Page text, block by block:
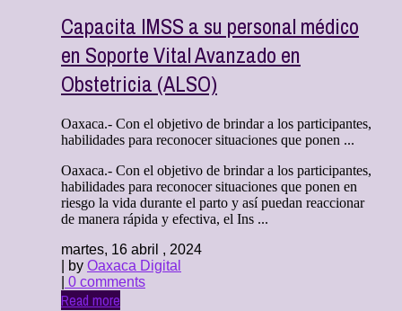
Capacita IMSS a su personal médico
en Soporte Vital Avanzado en
Obstetricia (ALSO)
Oaxaca.- Con el objetivo de brindar a los participantes,
habilidades para reconocer situaciones que ponen ...
Oaxaca.- Con el objetivo de brindar a los participantes,
habilidades para reconocer situaciones que ponen en
riesgo la vida durante el parto y así puedan reaccionar
de manera rápida y efectiva, el Ins ...
martes, 16 abril , 2024
| by Oaxaca Digital
0 comments
Read more